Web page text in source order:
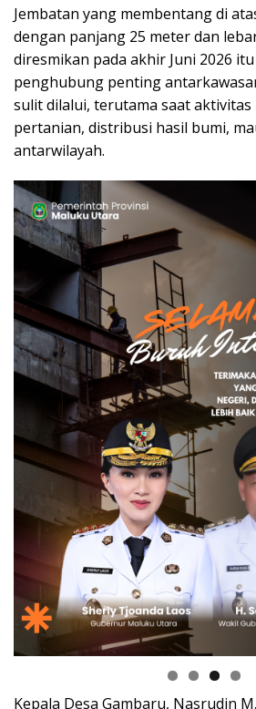
Jembatan yang membentang di
dengan panjang 25 meter dan
diresmikan pada akhir Juni 2026
penghubung penting
sulit dilalui, terutama saat aktivitas
pertanian, distribusi hasil bumi,
antarwilayah.
Kepala Desa Gambaru, Nasrudin